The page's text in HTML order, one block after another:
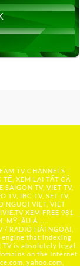
TV CHANNELS
TẾ, XEM LẠI TẤT CẢ
SAIGON TV, VIET TV,
TV, IBC TV, SET TV,
NGUOI VIET, VIET
XEM FREE 981
MỸ, ÂU Á …..
/ RADIO HẢI NGOẠI,
engine that indexing
is absolutely legal
on the Internet
yahoo.com,